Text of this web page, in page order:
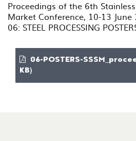
Proceedings of the 6th
Market Conference, 10-13 June
06: STEEL PROCESSING
06-POSTERS-
KB)